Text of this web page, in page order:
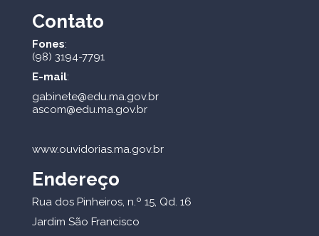
Contato
Fones:
(98) 3194-7791
E-mail:
gabinete@edu.ma.gov.br
ascom@edu.ma.gov.br
www.ouvidorias.ma.gov.br
Endereço
Rua dos Pinheiros, n.º 15, Qd. 16
Jardim São Francisco